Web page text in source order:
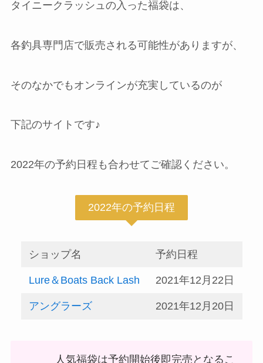
タイニークラッシュの入った福袋は、
各釣具専門店で販売される可能性がありますが、
そのなかでもオンラインが充実しているのが
下記のサイトです♪
2022年の予約日程も合わせてご確認ください。
2022年の予約日程
ショップ名 予約日程
Lure＆Boats Back Lash 2021年12月22日
アングラーズ 2021年12月20日
人気福袋は予約開始後即完売となるこ